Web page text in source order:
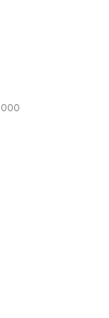
000